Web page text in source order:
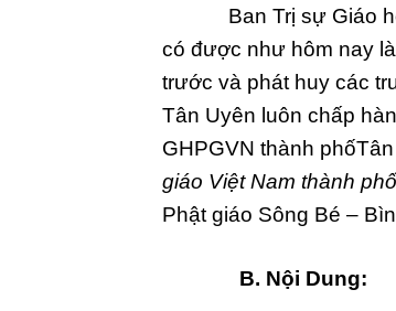
Ban Trị sự Giáo hội
có được như hôm nay
trước và phát huy các
Tân Uyên luôn chấp
GHPGVN thành
giáo Việt Nam thành phố
Phật giáo Sông Bé –
B. Nội Dung: